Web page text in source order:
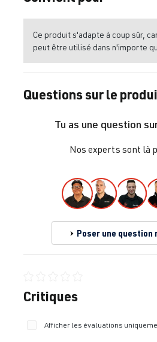
Ce produit s'adapte à coup sûr,
peut être utilisé dans n'importe
Questions sur le
Tu as une question
Nos experts sont là
Poser une question
Note moyenne de 0 sur 5 étoiles
Critiques
Afficher les évaluations